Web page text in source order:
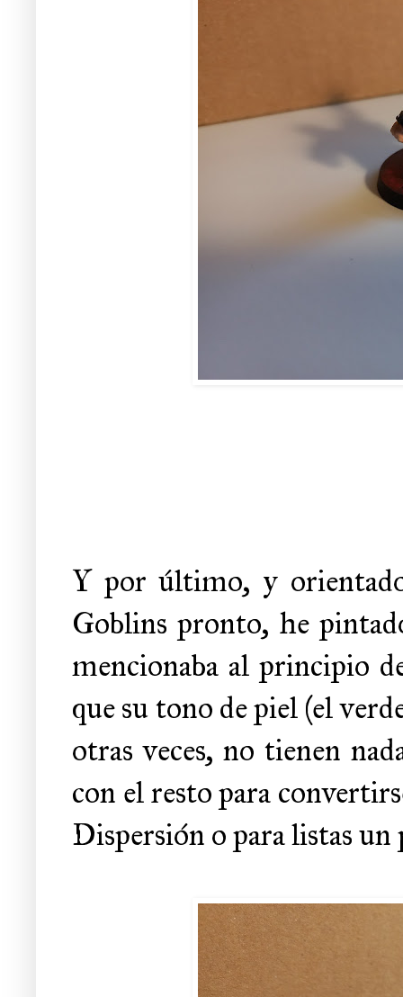
Y por último, y
Goblins pronto, he
mencionaba al principio
que su tono de piel (el
otras veces, no tienen
con el resto para
Dispersión o para listas un